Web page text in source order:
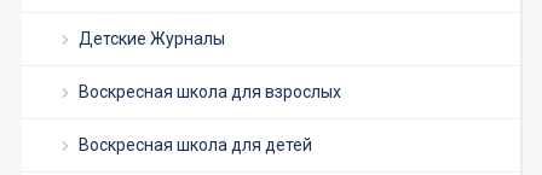
Детские Журналы
Воскресная школа для взрослых
Воскресная школа для детей